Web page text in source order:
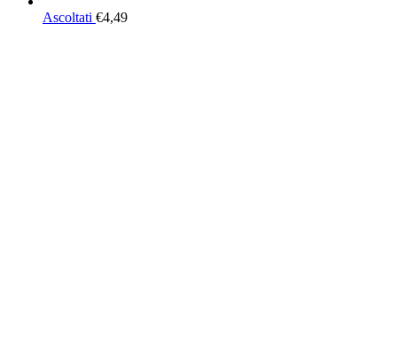
Ascoltati €4,49